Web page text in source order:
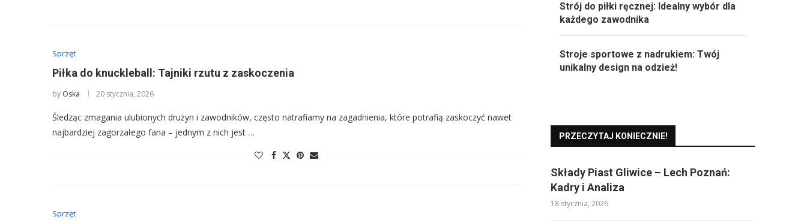
Sprzęt
Piłka do knuckleball: Tajniki rzutu z zaskoczenia
by Oska 20 stycznia, 2026
Śledząc zmagania ulubionych drużyn i zawodników, często natrafiamy na zagadnienia, które potrafią zaskoczyć nawet
najbardziej zagorzałego fana – jednym z nich jest …
Sprzęt
Strój do piłki ręcznej: Idealny wybór dla
każdego zawodnika
Stroje sportowe z nadrukiem: Twój
unikalny design na odzież!
PRZECZYTAJ KONIECZNIE!
Składy Piast Gliwice – Lech Poznań:
Kadry i Analiza
18 stycznia, 2026